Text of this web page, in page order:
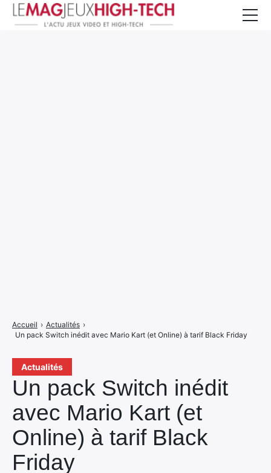
Actualités
Un pack Switch inédit
avec Mario Kart (et
Online) à tarif Black
Friday
Accueil › Actualités ›
Un pack Switch inédit avec Mario Kart (et Online) à tarif Black Friday